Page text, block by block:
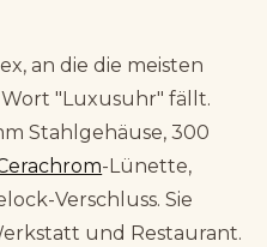
an die die meisten
"Luxusuhr" fällt.
Stahlgehäuse, 300
-Lünette,
Verschluss. Sie
und Restaurant.